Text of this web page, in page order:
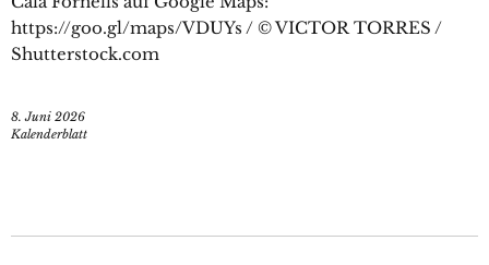
https://goo.gl/maps/VDUYs / © VICTOR TORRES /
Shutterstock.com
8. Juni 2026
Kalenderblatt